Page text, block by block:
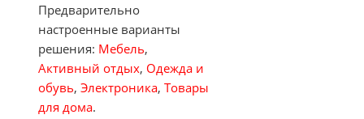
Предварительно
настроенные варианты
решения: Мебель,
Активный отдых, Одежда и
обувь, Электроника, Товары
для дома.